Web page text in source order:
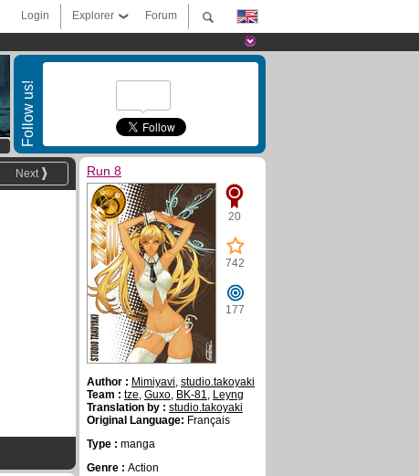
Forum
Explorer
Login
Follow us!
Next Run 8
20
742
177
Author : Mimiyavi, studio.takoyaki
Team : tze, Guxo, BK-81, Leyng
Translation by : studio.takoyaki
Original Language: Français
Type : manga
Genre : Action